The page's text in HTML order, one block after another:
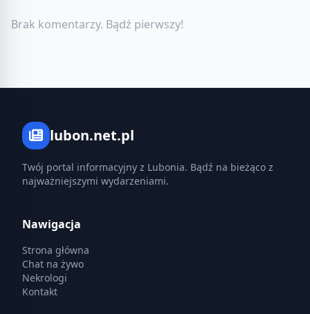
Brak komentarzy. Bądź pierwszy!
lubon.net.pl
Twój portal informacyjny z Lubonia. Bądź na bieżąco z
najważniejszymi wydarzeniami.
Nawigacja
Strona główna
Chat na żywo
Nekrologi
Kontakt